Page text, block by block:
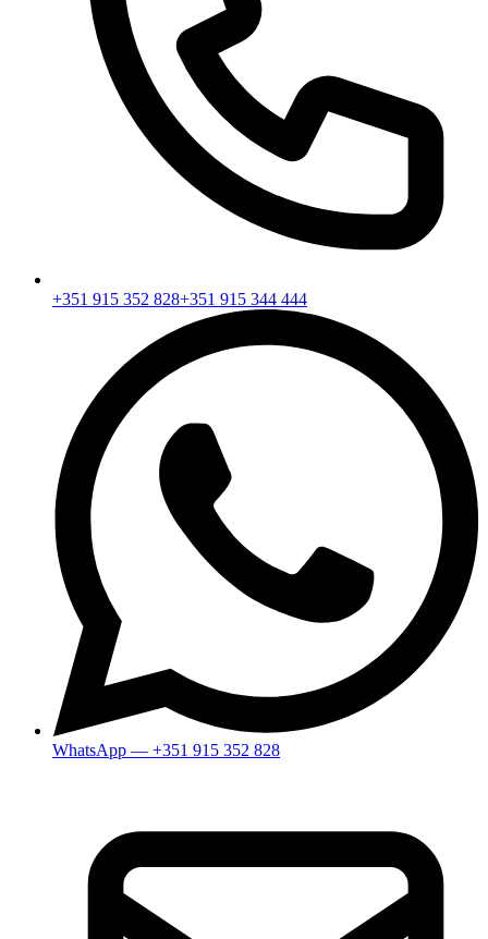
+351 915 352 828+351 915 344 444
WhatsApp — +351 915 352 828